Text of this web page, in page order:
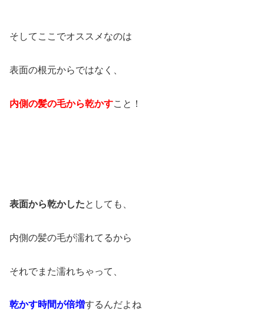
そしてここでオススメなのは
表面の根元からではなく、
内側の髪の毛から乾かすこと！
表面から乾かしたとしても、
内側の髪の毛が濡れてるから
それでまた濡れちゃって、
乾かす時間が倍増するんだよね